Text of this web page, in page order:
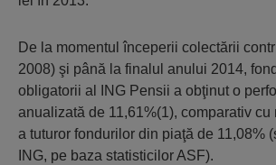
De la momentul începerii colectării
2008) şi până la finalul anului 2014,
obligatorii al ING Pensii a obţinut o
anualizată de 11,61%(1), comparativ
a tuturor fondurilor din piaţă de 11,08%
ING, pe baza statisticilor ASF).